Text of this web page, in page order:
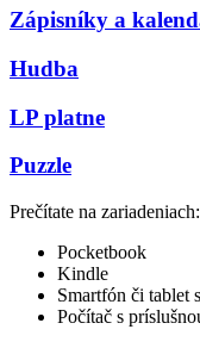
Zápisníky a
Hudba
LP platne
Puzzle
Prečítate na zariadeniach:
Pocketbook
Kindle
Smartfón či tablet
Počítač s